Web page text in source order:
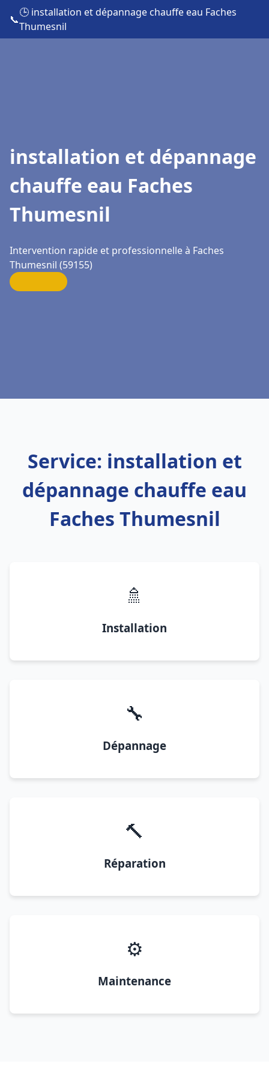
📞
🕒 installation et dépannage chauffe eau Faches
Thumesnil
installation et dépannage
chauffe eau Faches
Thumesnil
Intervention rapide et professionnelle à Faches
Thumesnil (59155)
Service: installation et
dépannage chauffe eau
Faches Thumesnil
🚿
Installation
🔧
Dépannage
🔨
Réparation
⚙️
Maintenance